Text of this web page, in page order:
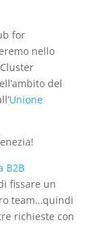
for
nello
del
Unione
B2B
fissare un
team…quindi
richieste con